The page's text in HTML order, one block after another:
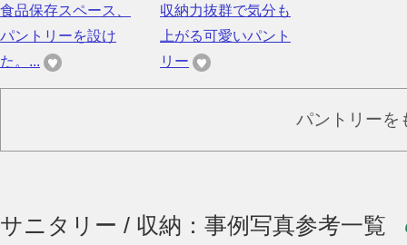
食品保存スペース、
パントリーを設け
た。...
収納力抜群で気分も
上がる可愛いパント
リー
パントリーを
サニタリー / 収納：事例写真参考一覧